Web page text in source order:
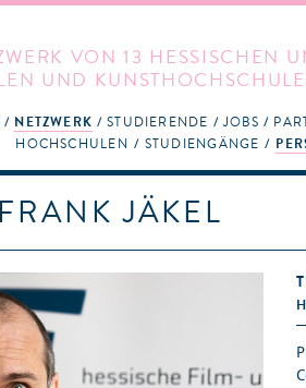
VON 13 HESSISCHEN
UND
NETZWERK
HOCHSCHULEN
STUDIENGÄNGE
STUDIERENDE JOBS
JÄKEL